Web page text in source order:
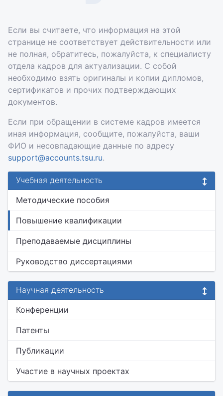
Если вы считаете, что информация на этой
странице не соответствует действительности или
не полная, обратитесь, пожалуйста, к специалисту
отдела кадров для актуализации. С собой
необходимо взять оригиналы и копии дипломов,
сертификатов и прочих подтверждающих
документов.
Если при обращении в системе кадров имеется
иная информация, сообщите, пожалуйста, ваши
ФИО и несовпадающие данные по адресу
support@accounts.tsu.ru.
Учебная деятельность
Методические пособия
Повышение квалификации
Преподаваемые дисциплины
Руководство диссертациями
Научная деятельность
Конференции
Патенты
Публикации
Участие в научных проектах